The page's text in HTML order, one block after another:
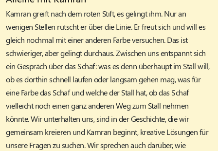
Kamran greift nach dem roten Stift, es gelingt ihm. Nur an
wenigen Stellen rutscht er über die Linie. Er freut sich und will es
gleich nochmal mit einer anderen Farbe versuchen. Das ist
schwieriger, aber gelingt durchaus. Zwischen uns entspannt sich
ein Gespräch über das Schaf: was es denn überhaupt im Stall will,
ob es dorthin schnell laufen oder langsam gehen mag, was für
eine Farbe das Schaf und welche der Stall hat, ob das Schaf
vielleicht noch einen ganz anderen Weg zum Stall nehmen
könnte. Wir unterhalten uns, sind in der Geschichte, die wir
gemeinsam kreieren und Kamran beginnt, kreative Lösungen für
unsere Fragen zu suchen. Wir sprechen auch darüber, wie